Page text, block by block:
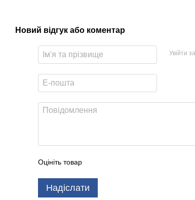
Новий відгук або коментар
Увійти
Оцініть товар
Надіслати